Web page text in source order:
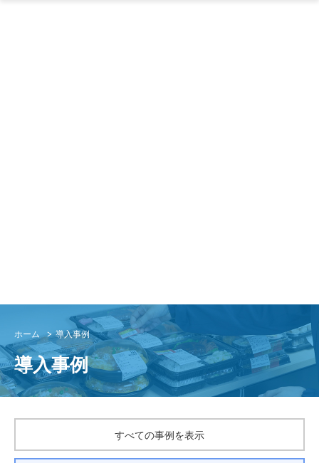
ホーム 導入事例
導入事例
すべての事例を表示